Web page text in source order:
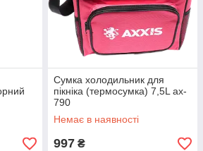
Сумка холодильник для
пікніка (термосумка) 7,5L ax-
790
Немає в наявності
997 ₴